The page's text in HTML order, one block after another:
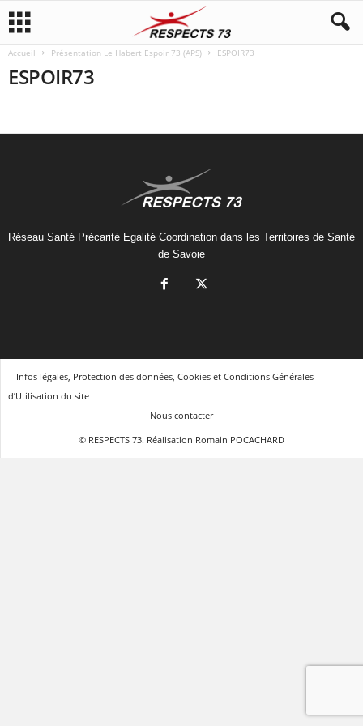
Accueil Présentation Le Habert Espoir 73 (APS) ESPOIR73
ESPOIR73
Réseau Santé Précarité Egalité Coordination dans les Territoires de Santé
de Savoie
Infos légales, Protection des données, Cookies et Conditions Générales
d’Utilisation du site
Nous contacter
© RESPECTS 73. Réalisation Romain POCACHARD